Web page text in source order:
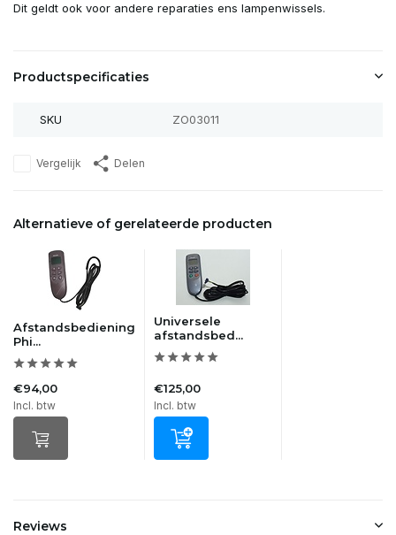
Dit geldt ook voor andere reparaties ens lampenwissels.
Productspecificaties
SKU ZO03011
Vergelijk Delen
Alternatieve of gerelateerde producten
Afstandsbediening
Phi...
€94,00
Incl. btw
Universele
afstandsbed...
€125,00
Incl. btw
Reviews